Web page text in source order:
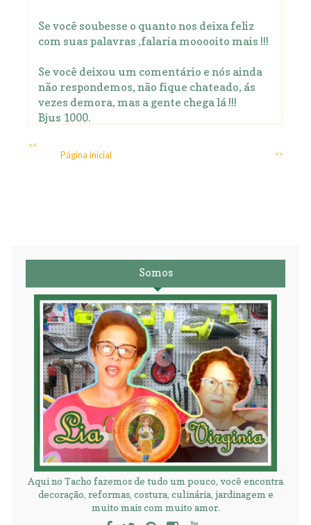
Se você soubesse o quanto nos deixa feliz
com suas palavras ,falaria mooooito mais !!!
Se você deixou um comentário e nós ainda
não respondemos, não fique chateado, ás
vezes demora, mas a gente chega lá !!!
Bjus 1000.
<<
>>
Página inicial
Somos
Aqui no Tacho fazemos de tudo um pouco, você encontra
decoração, reformas, costura, culinária, jardinagem e
muito mais com muito amor.